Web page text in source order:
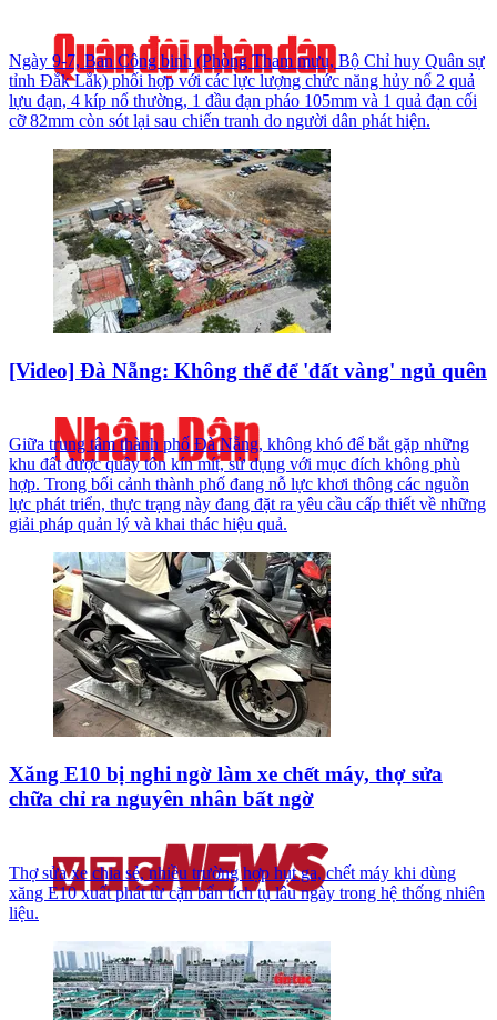
Ngày 9-7, Ban Công binh (Phòng Tham mưu, Bộ Chỉ huy Quân sự
tỉnh Đắk Lắk) phối hợp với các lực lượng chức năng hủy nổ 2 quả
lựu đạn, 4 kíp nổ thường, 1 đầu đạn pháo 105mm và 1 quả đạn cối
cỡ 82mm còn sót lại sau chiến tranh do người dân phát hiện.
[Video] Đà Nẵng: Không thể để 'đất vàng' ngủ quên
Giữa trung tâm thành phố Đà Nẵng, không khó để bắt gặp những
khu đất được quây tôn kín mít, sử dụng với mục đích không phù
hợp. Trong bối cảnh thành phố đang nỗ lực khơi thông các nguồn
lực phát triển, thực trạng này đang đặt ra yêu cầu cấp thiết về những
giải pháp quản lý và khai thác hiệu quả.
Xăng E10 bị nghi ngờ làm xe chết máy, thợ sửa
chữa chỉ ra nguyên nhân bất ngờ
Thợ sửa xe chia sẻ, nhiều trường hợp hụt ga, chết máy khi dùng
xăng E10 xuất phát từ cặn bẩn tích tụ lâu ngày trong hệ thống nhiên
liệu.